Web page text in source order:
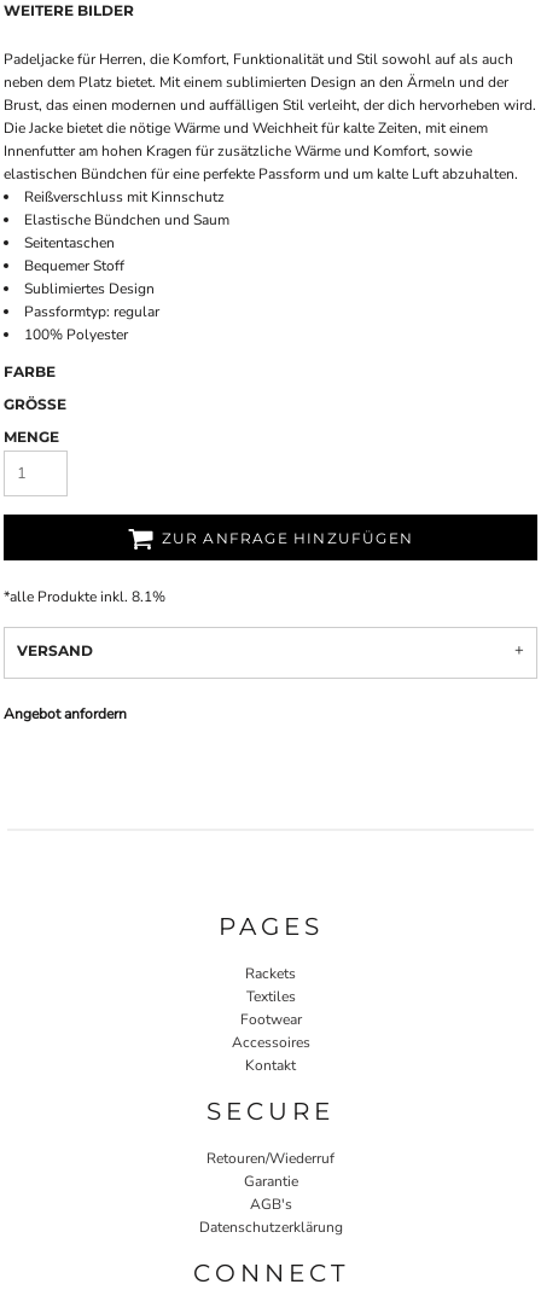
WEITERE BILDER
Padeljacke für Herren, die Komfort, Funktionalität und Stil sowohl auf als auch
neben dem Platz bietet. Mit einem sublimierten Design an den Ärmeln und der
Brust, das einen modernen und auffälligen Stil verleiht, der dich hervorheben wird.
Die Jacke bietet die nötige Wärme und Weichheit für kalte Zeiten, mit einem
Innenfutter am hohen Kragen für zusätzliche Wärme und Komfort, sowie
elastischen Bündchen für eine perfekte Passform und um kalte Luft abzuhalten.
Reißverschluss mit Kinnschutz
Elastische Bündchen und Saum
Seitentaschen
Bequemer Stoff
Sublimiertes Design
Passformtyp: regular
100% Polyester
FARBE
GRÖSSE
MENGE
ZUR ANFRAGE HINZUFÜGEN
*alle Produkte inkl. 8.1%
VERSAND
Angebot anfordern
PAGES
Rackets
Textiles
Footwear
Accessoires
Kontakt
SECURE
Retouren/Wiederruf
Garantie
AGB's
Datenschutzerklärung
CONNECT